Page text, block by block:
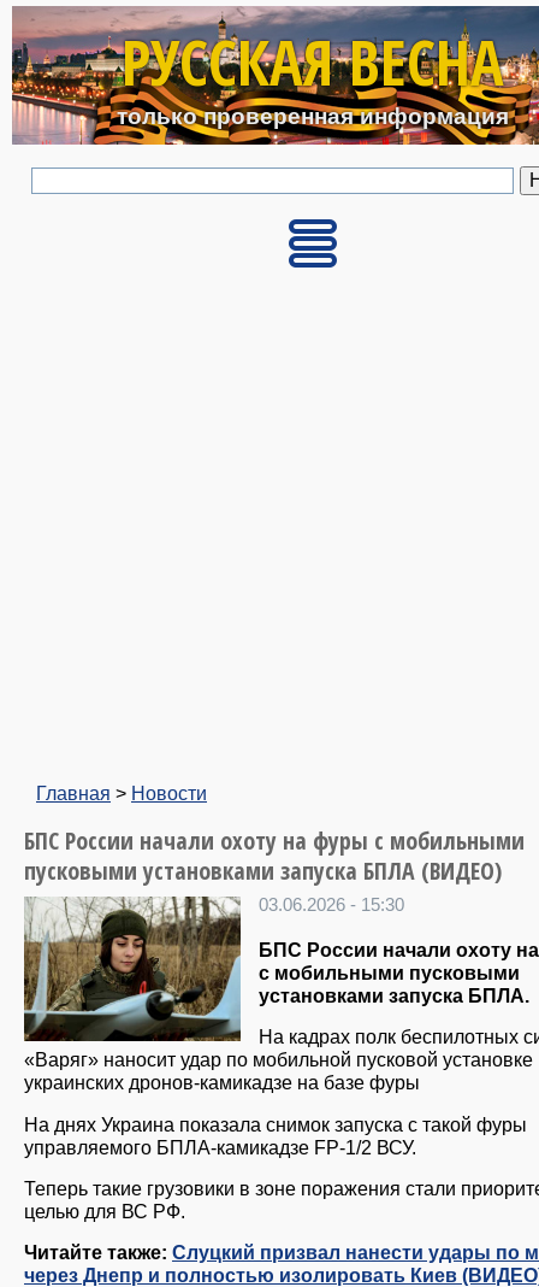
Перейти к основному
РУССКАЯ ВЕСНА
только проверенная информация
Главная > Новости
БПС России начали охоту на фуры с мобильными
пусковыми установками запуска БПЛА (ВИДЕО)
03.06.2026 - 15:30
БПС России начали охоту
с мобильными пусковыми
установками запуска БПЛА.
На кадрах полк беспилотных
«Варяг» наносит удар по мобильной пусковой установке
украинских дронов-камикадзе на базе фуры
На днях Украина показала снимок запуска с такой фуры
управляемого БПЛА-камикадзе FP-1/2 ВСУ.
Теперь такие грузовики в зоне поражения стали
целью для ВС РФ.
Читайте также: Слуцкий призвал нанести удары по
через Днепр и полностью изолировать Киев